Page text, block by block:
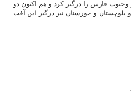
وجنوب فارس را درگیر كرد و هم اكنون دو
بلوچستان و خوزستان نیز درگیر این آفت